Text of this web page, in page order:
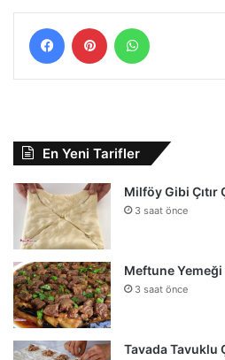
FacebookPinterest
En Yeni Tarifler
Milföy Gibi Çıtır
3 saat önce
Meftune Yemeği
3 saat önce
Tavada Tavuklu